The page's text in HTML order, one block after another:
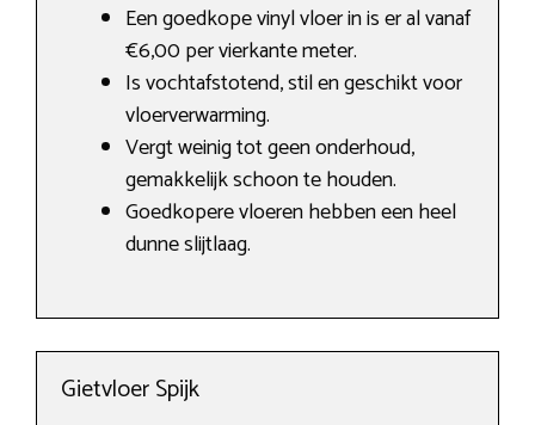
Een goedkope vinyl vloer in is er al vanaf
€6,00 per vierkante meter.
Is vochtafstotend, stil en geschikt voor
vloerverwarming.
Vergt weinig tot geen onderhoud,
gemakkelijk schoon te houden.
Goedkopere vloeren hebben een heel
dunne slijtlaag.
Gietvloer Spijk